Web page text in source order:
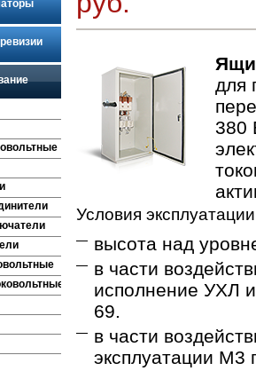
для
380
Условия эксплуатации
высота над
в части
исполнение УХЛ
69.
в части
эксплуатации М3